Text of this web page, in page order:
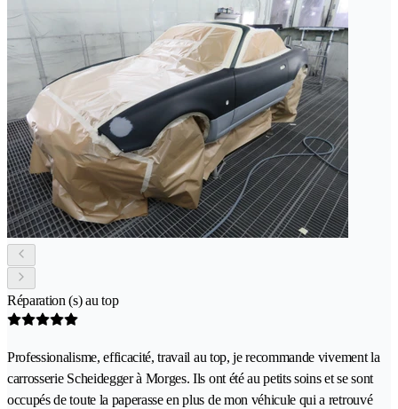
Réparation (s) au top
Professionalisme, efficacité, travail au top, je recommande vivement la
carrosserie Scheidegger à Morges. Ils ont été au petits soins et se sont
occupés de toute la paperasse en plus de mon véhicule qui a retrouvé